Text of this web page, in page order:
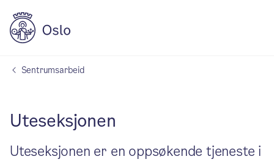
Sentrumsarbeid
Uteseksjonen
Uteseksjonen er en oppsøkende tjeneste i